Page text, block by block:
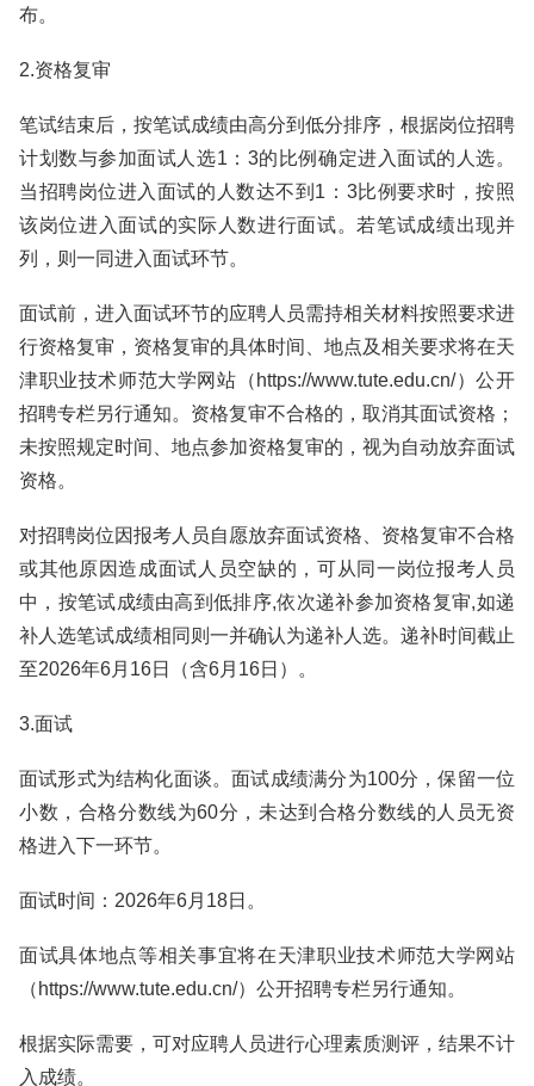
布。
2.资格复审
笔试结束后，按笔试成绩由高分到低分排序，根据岗位招聘
计划数与参加面试人选1：3的比例确定进入面试的人选。
当招聘岗位进入面试的人数达不到1：3比例要求时，按照
该岗位进入面试的实际人数进行面试。若笔试成绩出现并
列，则一同进入面试环节。
面试前，进入面试环节的应聘人员需持相关材料按照要求进
行资格复审，资格复审的具体时间、地点及相关要求将在天
津职业技术师范大学网站（https://www.tute.edu.cn/）公开
招聘专栏另行通知。资格复审不合格的，取消其面试资格；
未按照规定时间、地点参加资格复审的，视为自动放弃面试
资格。
对招聘岗位因报考人员自愿放弃面试资格、资格复审不合格
或其他原因造成面试人员空缺的，可从同一岗位报考人员
中，按笔试成绩由高到低排序,依次递补参加资格复审,如递
补人选笔试成绩相同则一并确认为递补人选。递补时间截止
至2026年6月16日（含6月16日）。
3.面试
面试形式为结构化面谈。面试成绩满分为100分，保留一位
小数，合格分数线为60分，未达到合格分数线的人员无资
格进入下一环节。
面试时间：2026年6月18日。
面试具体地点等相关事宜将在天津职业技术师范大学网站
（https://www.tute.edu.cn/）公开招聘专栏另行通知。
根据实际需要，可对应聘人员进行心理素质测评，结果不计
入成绩。